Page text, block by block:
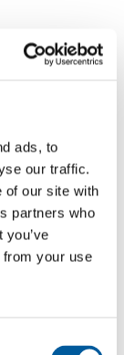
ads, to
our traffic.
of our site with
partners who
from your use
stavajici
srovnani
je to mozne